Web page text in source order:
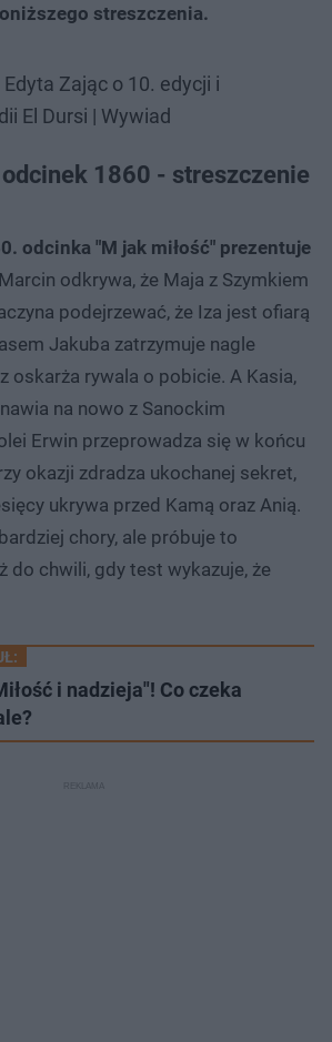
streszczenia.
Edyta Zając o 10. edycji i
El Dursi | Wywiad
1860 - streszczenie
odcinka "M jak miłość" prezentuje
Marcin odkrywa, że Maja z Szymkiem
podejrzewać, że Iza jest ofiarą
Jakuba zatrzymuje nagle
oskarża rywala o pobicie. A Kasia,
na nowo z Sanockim
Erwin przeprowadza się w końcu
okazji zdradza ukochanej sekret,
ukrywa przed Kamą oraz Anią.
chory, ale próbuje to
do chwili, gdy test wykazuje, że
i nadzieja"! Co czeka